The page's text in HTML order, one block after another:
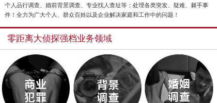
个人品行调查、婚前背景调查、专业找人查址等；处理各类突发、疑难、棘手事
件！全力为广大个人、群众百姓以及企业解决家庭和工作中的问题！
零距离大侦探强档业务领域